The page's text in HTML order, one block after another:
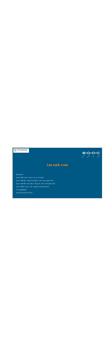
Lesopbouw
Startles
Les 1 Wanneer voel je je veilig?
Les 2 Welke regels zorgen voor veiligheid?
Les 3 Welke mensen zorgen voor veiligheid?
Les 4 Wat als je de regels overtreedt?
Terugkijkles
Keuzeopdrachten